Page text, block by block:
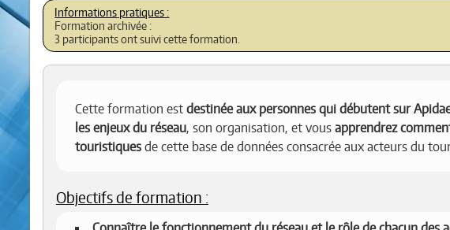
Formation archivée :
3 participants ont suivi cette formation.
Cette formation est destinée aux personnes qui débutent sur
les enjeux du réseau, son organisation, et vous apprendrez
touristiques de cette base de données consacrée aux acteurs du
Objectifs de formation :